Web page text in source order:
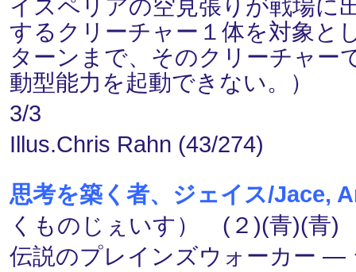
イスペリアの空見張りが戦場に
するクリーチャー１体を対象と
ターンまで、そのクリーチャー
動型能力を起動できない。）
3/3
Illus.Chris Rahn (43/274)
思考を築く者、ジェイス/Jace,
くものじぇいす） (２)(青)(青)
伝説のプレインズウォーカー